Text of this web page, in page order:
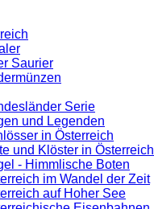
Saurier
Serie
und Legenden
in Österreich
und Klöster in Österreich
- Himmlische Boten
im Wandel der Zeit
auf Hoher See